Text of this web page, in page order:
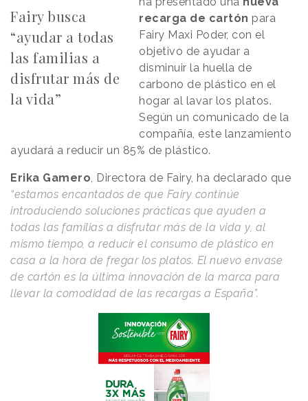
Fairy busca
“ayudar a todas
las familias a
disfrutar más de
la vida”
recarga de cartón para
Fairy Maxi Poder, con el
objetivo de ayudar a
disminuir la huella de
carbono de plástico en el
hogar al lavar los platos.
Según un comunicado de la
compañía, este lanzamiento
ayudará a reducir un 85% de plástico.
Erika Gamero, Directora de Fairy, ha declarado que
“estamos encantados de que Fairy continúe
introduciendo soluciones prácticas que ayuden a
todas las familias a disfrutar más de la vida y, al
mismo tiempo, a reducir el consumo de plástico en
casa a la hora de fregar los platos. El nuevo envase
de cartón es la última innovación de la marca para
llevar la comodidad de las recargas a España”.